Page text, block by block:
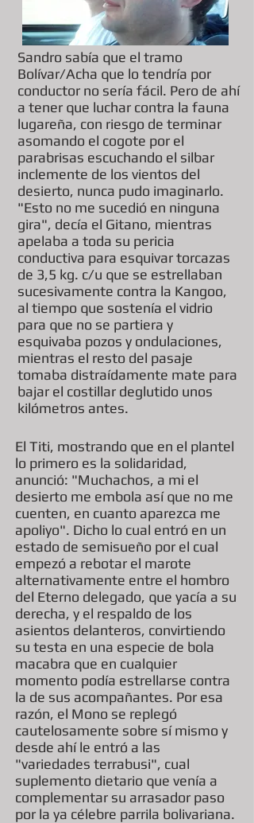
Sandro sabía que el tramo
Bolívar/Acha que lo tendría por
conductor no sería fácil. Pero de ahí
a tener que luchar contra la fauna
lugareña, con riesgo de terminar
asomando el cogote por el
parabrisas escuchando el silbar
inclemente de los vientos del
desierto, nunca pudo imaginarlo.
"Esto no me sucedió en ninguna
gira", decía el Gitano, mientras
apelaba a toda su pericia
conductiva para esquivar torcazas
de 3,5 kg. c/u que se estrellaban
sucesivamente contra la Kangoo,
al tiempo que sostenía el vidrio
para que no se partiera y
esquivaba pozos y ondulaciones,
mientras el resto del pasaje
tomaba distraídamente mate para
bajar el costillar deglutido unos
kilómetros antes.
El Titi, mostrando que en el plantel
lo primero es la solidaridad,
anunció: "Muchachos, a mi el
desierto me embola así que no me
cuenten, en cuanto aparezca me
apoliyo". Dicho lo cual entró en un
estado de semisueño por el cual
empezó a rebotar el marote
alternativamente entre el hombro
del Eterno delegado, que yacía a su
derecha, y el respaldo de los
asientos delanteros, convirtiendo
su testa en una especie de bola
macabra que en cualquier
momento podía estrellarse contra
la de sus acompañantes. Por esa
razón, el Mono se replegó
cautelosamente sobre sí mismo y
desde ahí le entró a las
"variedades terrabusi", cual
suplemento dietario que venía a
complementar su arrasador paso
por la ya célebre parrila bolivariana.